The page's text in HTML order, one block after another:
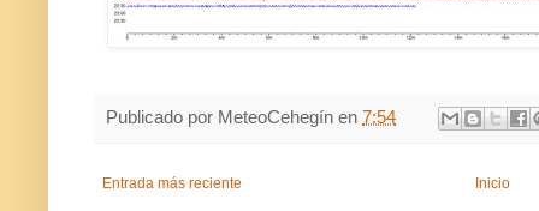
Publicado por MeteoCehegín en 7:54
Entrada más reciente Inicio